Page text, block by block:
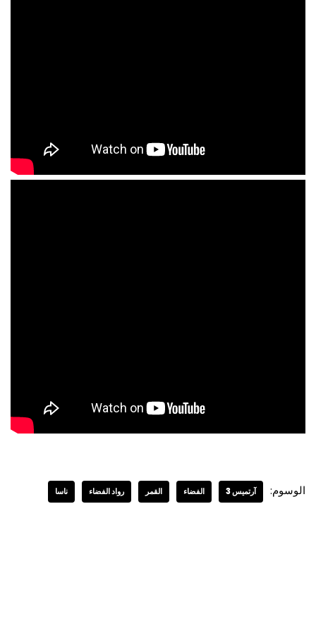
الوسوم: آرتميس 3 الفضاء القمر رواد الفضاء ناسا